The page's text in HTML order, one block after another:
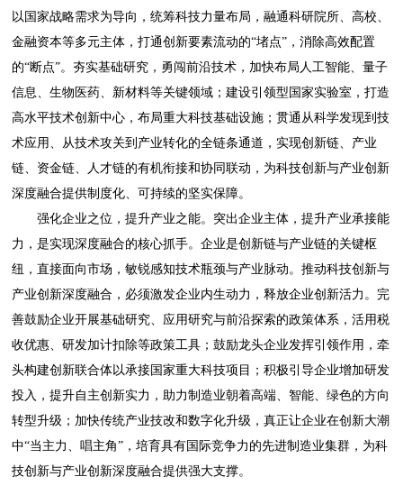
以国家战略需求为导向，统筹科技力量布局，融通科研院所、高校、
金融资本等多元主体，打通创新要素流动的“堵点”，消除高效配置
的“断点”。夯实基础研究，勇闯前沿技术，加快布局人工智能、量子
信息、生物医药、新材料等关键领域；建设引领型国家实验室，打造
高水平技术创新中心，布局重大科技基础设施；贯通从科学发现到技
术应用、从技术攻关到产业转化的全链条通道，实现创新链、产业
链、资金链、人才链的有机衔接和协同联动，为科技创新与产业创新
深度融合提供制度化、可持续的坚实保障。
强化企业之位，提升产业之能。突出企业主体，提升产业承接能
力，是实现深度融合的核心抓手。企业是创新链与产业链的关键枢
纽，直接面向市场，敏锐感知技术瓶颈与产业脉动。推动科技创新与
产业创新深度融合，必须激发企业内生动力，释放企业创新活力。完
善鼓励企业开展基础研究、应用研究与前沿探索的政策体系，活用税
收优惠、研发加计扣除等政策工具；鼓励龙头企业发挥引领作用，牵
头构建创新联合体以承接国家重大科技项目；积极引导企业增加研发
投入，提升自主创新实力，助力制造业朝着高端、智能、绿色的方向
转型升级；加快传统产业技改和数字化升级，真正让企业在创新大潮
中“当主力、唱主角”，培育具有国际竞争力的先进制造业集群，为科
技创新与产业创新深度融合提供强大支撑。